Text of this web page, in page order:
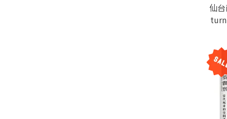
仙